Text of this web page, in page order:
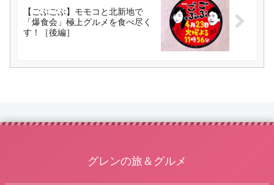
【ごぶごぶ】モモコと北新地で
「爆食会」極上グルメを食べ尽く
す！［後編］
グレンの旅＆グルメ